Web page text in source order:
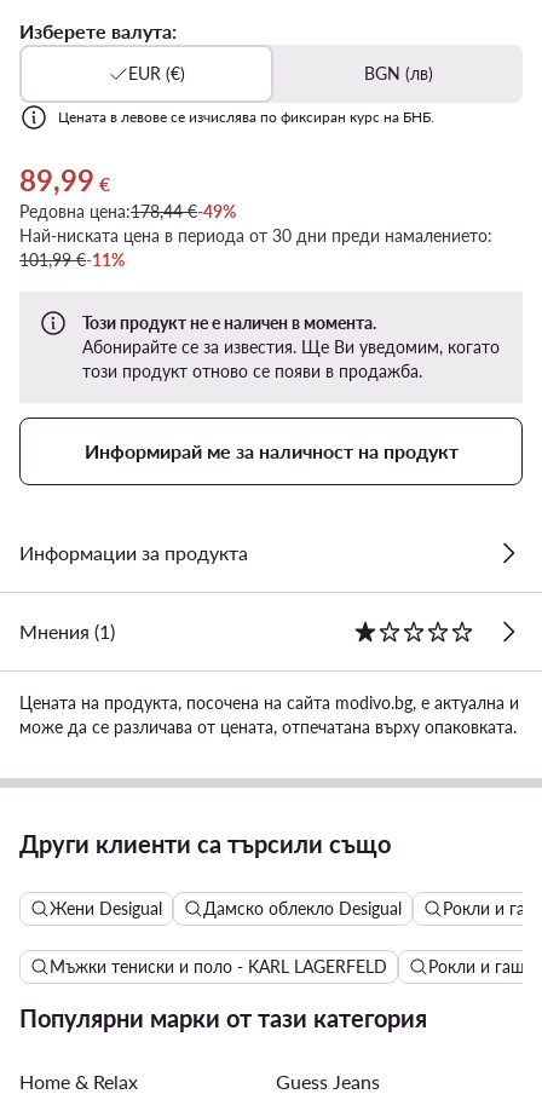
Изберете валута:
EUR (€) BGN (лв)
Цената в левове се изчислява по фиксиран курс на БНБ.
Актуална цена 89,99 €
89,99 €
Редовна цена:178,44 €-49%
Най-ниската цена в периода от 30 дни преди намалението:
101,99 €-11%
Този продукт не е наличен в момента.
Абонирайте се за известия. Ще Ви уведомим, когато
този продукт отново се появи в продажба.
Информирай ме за наличност на продукт
Информации за продукта
Мнения (1)
Цената на продукта, посочена на сайта modivo.bg, е актуална и
може да се различава от цената, отпечатана върху опаковката.
Други клиенти са търсили също
Жени Desigual Дамско облекло Desigual Рокли и
Мъжки тениски и поло - KARL LAGERFELD Рокли и
Популярни марки от тази категория
Home & Relax Guess Jeans